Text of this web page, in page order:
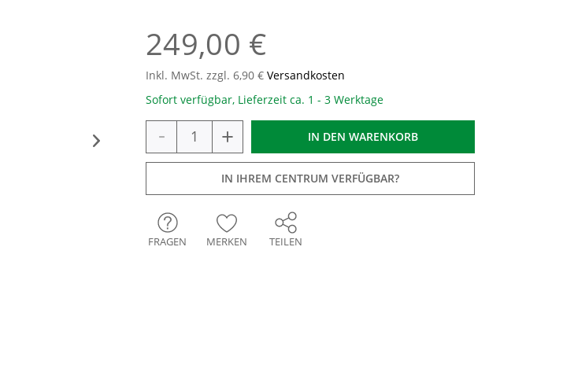
249,00 €
Inkl. MwSt. zzgl. 6,90 € Versandkosten
Sofort verfügbar, Lieferzeit ca. 1 - 3 Werktage
- + IN DEN WARENKORB
IN IHREM CENTRUM VERFÜGBAR?
FRAGEN MERKEN TEILEN